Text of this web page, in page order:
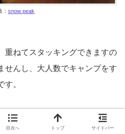
： snow peak
重ねてスタッキングできますの
せんし、大人数でキャンプをす
。
なるような造形美にうっとりし
目次へ トップ サイドバー